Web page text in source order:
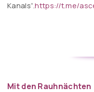
Kanals“.https://t.me/
Mit den Rauhnächten